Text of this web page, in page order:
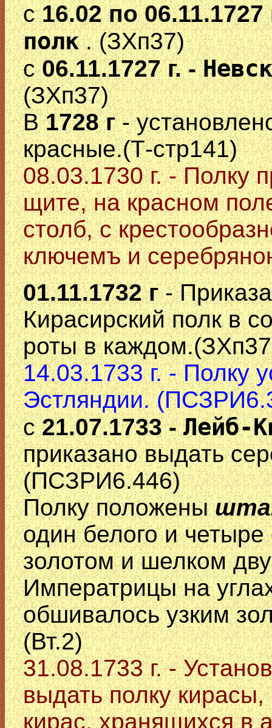
с16.02 по 06.11.1727
полк. (ЗХп37)
с06.11.1727 г. -
(ЗХп37)
В1728 г-
красные.(Т-стр141)
08.03.1730 г. - Полку
щите, на красном
столб, с
ключемъ и
01.11.1732 г-
Кирасирский полк в
роты в
14.03.1733 г. - Полку
Эстляндии.
с21.07.1733 -Лейб-
приказано выдать
(ПСЗРИ6.446)
Полку положены
один белого и
золотом и шелком
Императрицы на
обшивалось узким
(Вт.2)
31.08.1733 г. -
выдать полку
кирас, хранящихся